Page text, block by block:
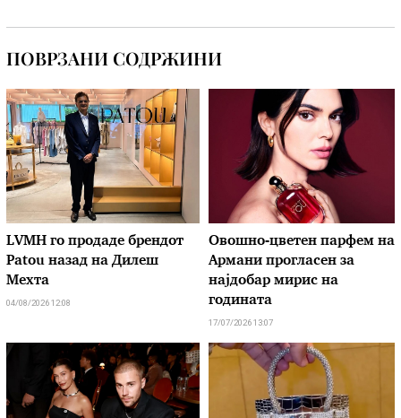
ПОВРЗАНИ СОДРЖИНИ
LVMH го продаде брендот
Patou назад на Дилеш
Мехта
04/08/2026 12:08
Овошно-цветен парфем на
Армани прогласен за
најдобар мирис на
годината
17/07/2026 13:07